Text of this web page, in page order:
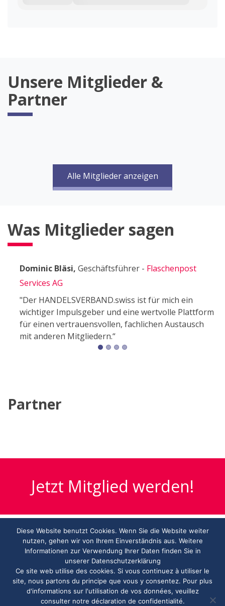
Unsere Mitglieder &
Partner
Alle Mitglieder anzeigen
Was Mitglieder sagen
Dominic Bläsi, Geschäftsführer - Flaschenpost
Services AG
"Der HANDELSVERBAND.swiss ist für mich ein
wichtiger Impulsgeber und eine wertvolle Plattform
für einen vertrauensvollen, fachlichen Austausch
mit anderen Mitgliedern.“
Partner
Jetzt Mitglied werden!
HANDELSVERBAND.swiss
ASSOCIATION DE COMMERCE.swiss
info@handelsverband.swiss
Diese Website benutzt Cookies. Wenn Sie die Website weiter
nutzen, gehen wir von Ihrem Einverständnis aus. Weitere
Informationen zur Verwendung Ihrer Daten finden Sie in
unserer Datenschutzerklärung
Ce site web utilise des cookies. Si vous continuez à utiliser le
site, nous partons du principe que vous y consentez. Pour plus
d'informations sur l'utilisation de vos données, veuillez
consulter notre déclaration de confidentialité.